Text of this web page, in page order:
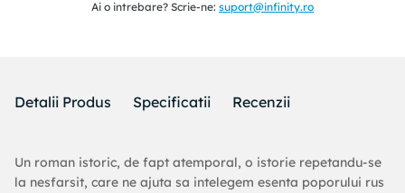
Ai o intrebare? Scrie-ne: suport@infinity.ro
Detalii Produs Specificatii Recenzii
Un roman istoric, de fapt atemporal, o istorie repetandu-se
la nesfarsit, care ne ajuta sa intelegem esenta poporului rus